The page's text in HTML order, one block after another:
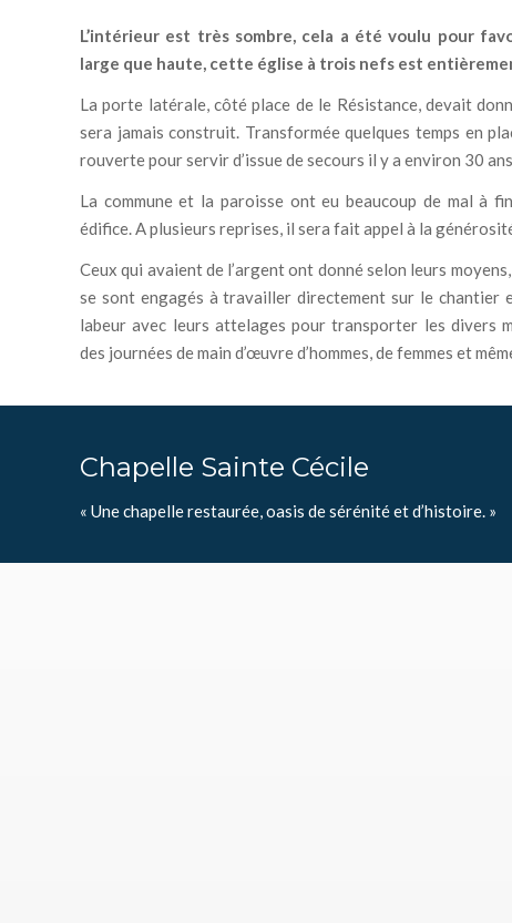
L’intérieur est très sombre, cela a été voulu pour
large que haute, cette église à trois nefs est
La porte latérale, côté place de le Résistance, devait
sera jamais construit. Transformée quelques temps en
rouverte pour servir d’issue de secours il y a environ 30
La commune et la paroisse ont eu beaucoup de mal à
édifice. A plusieurs reprises, il sera fait appel à la
Ceux qui avaient de l’argent ont donné selon leurs moyens,
se sont engagés à travailler directement sur le chantier
labeur avec leurs attelages pour transporter les divers
des journées de main d’œuvre d’hommes, de femmes et
Chapelle Sainte Cécile
« Une chapelle restaurée, oasis de sérénité et d’histoire. »